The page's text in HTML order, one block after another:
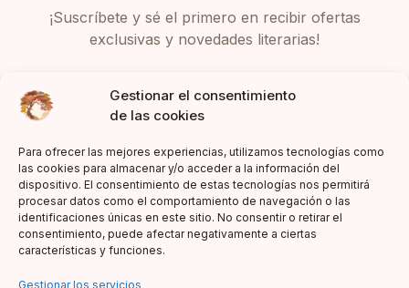
Gestionar el consentimiento
de las cookies
Para ofrecer las mejores experiencias, utilizamos tecnologías como
las cookies para almacenar y/o acceder a la información del
dispositivo. El consentimiento de estas tecnologías nos permitirá
procesar datos como el comportamiento de navegación o las
identificaciones únicas en este sitio. No consentir o retirar el
consentimiento, puede afectar negativamente a ciertas
características y funciones.
Gestionar los servicios
¡Suscríbete y sé el primero en recibir ofertas
exclusivas y novedades literarias!
Acepto la política de privacidad